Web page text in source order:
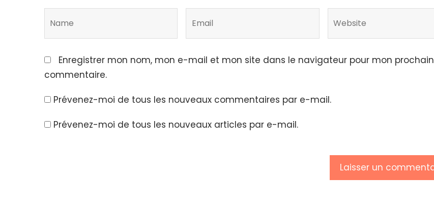
Enregistrer mon nom, mon e-mail et mon site dans le navigateur pour mon prochain
commentaire.
Prévenez-moi de tous les nouveaux commentaires par e-mail.
Prévenez-moi de tous les nouveaux articles par e-mail.